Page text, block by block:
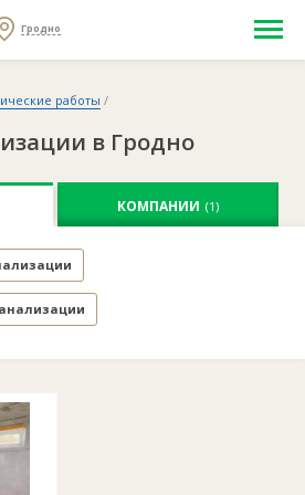
Гродно
работы /
в Гродно
КОМПАНИИ (1)